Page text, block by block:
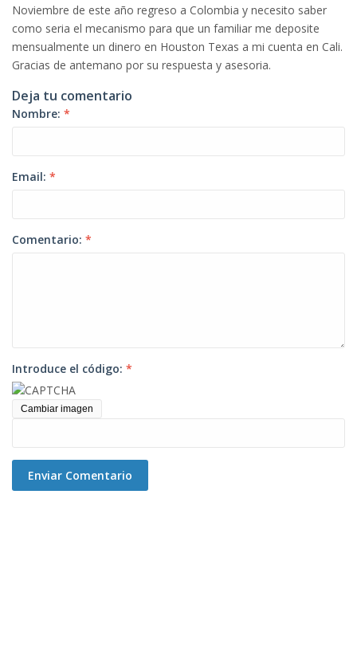
Noviembre de este año regreso a Colombia y necesito saber
como seria el mecanismo para que un familiar me deposite
mensualmente un dinero en Houston Texas a mi cuenta en Cali.
Gracias de antemano por su respuesta y asesoria.
Deja tu comentario
Nombre: *
Email: *
Comentario: *
Introduce el código: *
Cambiar imagen
Enviar Comentario